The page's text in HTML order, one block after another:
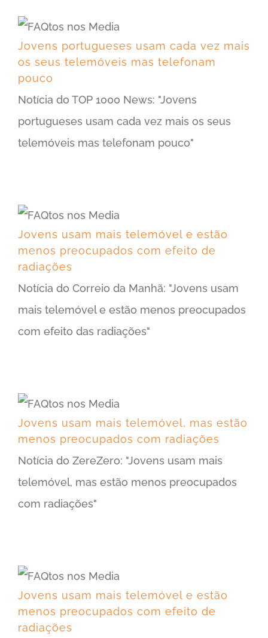
Jovens portugueses usam cada vez mais
os seus telemóveis mas telefonam
pouco
Notícia do TOP 1000 News: "Jovens
portugueses usam cada vez mais os seus
telemóveis mas telefonam pouco"
Jovens usam mais telemóvel e estão
menos preocupados com efeito de
radiações
Notícia do Correio da Manhã: "Jovens usam
mais telemóvel e estão menos preocupados
com efeito das radiações"
Jovens usam mais telemóvel, mas estão
menos preocupados com radiações
Notícia do ZereZero: "Jovens usam mais
telemóvel, mas estão menos preocupados
com radiações"
Jovens usam mais telemóvel e estão
menos preocupados com efeito de
radiações